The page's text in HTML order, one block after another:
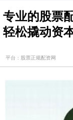
专业的股票
轻松撬动资
平台：股票正规配资网